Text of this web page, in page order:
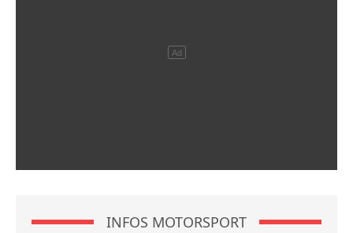
INFOS MOTORSPORT